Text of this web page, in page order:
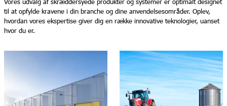
til at opfylde kravene i din branche og dine anvendelsesområder. Oplev,
hvordan vores ekspertise giver dig en række innovative teknologier, uanset
hvor du er.